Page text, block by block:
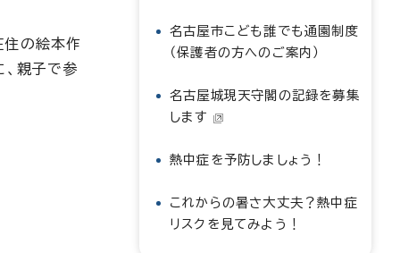
住の絵本作
、親子で参
名古屋市こども誰でも通園制度
（保護者の方へのご案内）
名古屋城現天守閣の記録を募集
します
熱中症を予防しましょう！
これからの暑さ大丈夫？熱中症
リスクを見てみよう！